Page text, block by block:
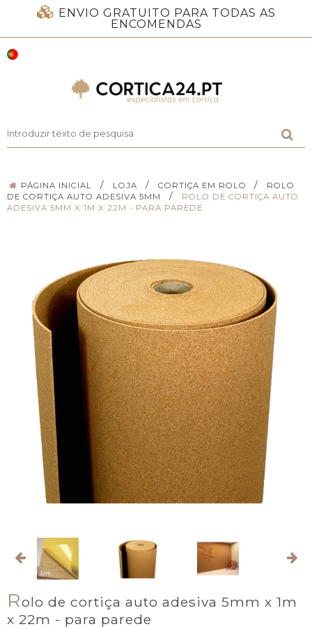
ENVIO GRATUITO PARA TODAS AS
ENCOMENDAS
PÁGINA INICIAL / LOJA / CORTIÇA EM ROLO /
ROLO
DE CORTIÇA AUTO ADESIVA 5MM
/
ROLO DE CORTIÇA AUTO
ADESIVA 5MM X 1M X 22M - PARA PAREDE
Rolo de cortiça auto adesiva 5mm x 1m
x 22m - para parede